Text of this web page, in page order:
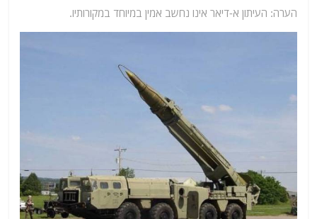
הערה: העיתון א-דיאר אינו נחשב אמין במיוחד במקורותיו.